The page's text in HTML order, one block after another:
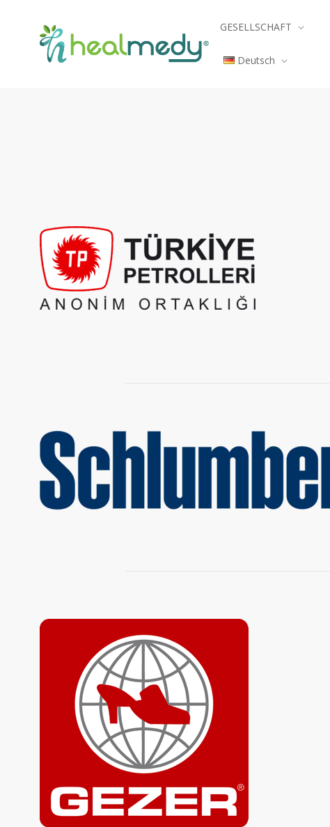
GESELLSCHAFT
Deutsch